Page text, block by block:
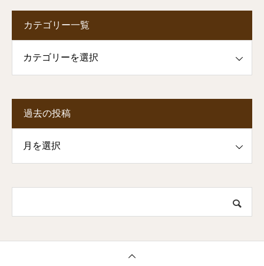
カテゴリー一覧
過去の投稿